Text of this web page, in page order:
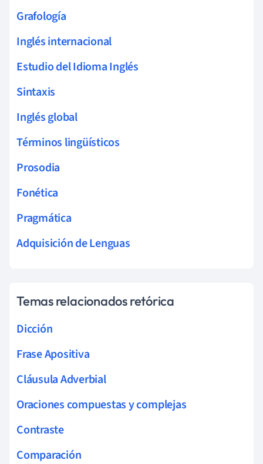
Grafología
Inglés internacional
Estudio del Idioma Inglés
Sintaxis
Inglés global
Términos lingüísticos
Prosodia
Fonética
Pragmática
Adquisición de Lenguas
Temas relacionados retórica
Dicción
Frase Apositiva
Cláusula Adverbial
Oraciones compuestas y complejas
Contraste
Comparación